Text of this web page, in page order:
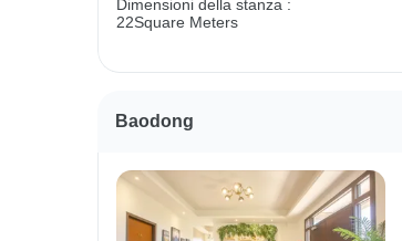
Dimensioni della stanza :
22Square Meters
Baodong